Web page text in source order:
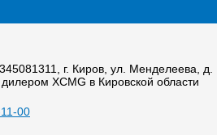
г. Киров, ул. Менделеева, д.
XCMG в Кировской области
00